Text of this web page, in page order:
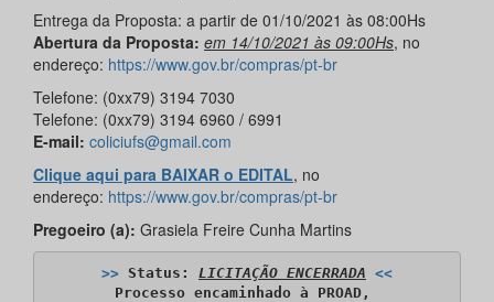
Entrega da Proposta: a partir de 01/10/2021 às 08:00Hs
Abertura da Proposta: em 14/10/2021 às 09:00Hs, no
endereço: https://www.gov.br/compras/pt-br
Telefone: (0xx79) 3194 7030
Telefone: (0xx79) 3194 6960 / 6991
E-mail: coliciufs@gmail.com
Clique aqui para BAIXAR o EDITAL, no
endereço: https://www.gov.br/compras/pt-br
Pregoeiro (a): Grasiela Freire Cunha Martins
>> Status: LICITAÇÃO ENCERRADA <<
Processo encaminhado à PROAD,